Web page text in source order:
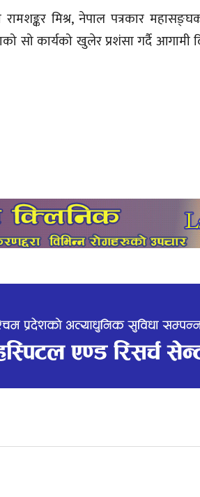
रामशङ्कर मिश्र, नेपाल पत्रकार
कार्यको खुलेर प्रशंसा गर्दै आगामी